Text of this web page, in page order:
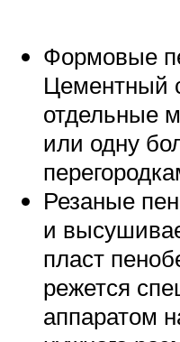
Формовые
Цементный
отдельные
или одну
Резаные
и
пласт
режется
аппаратом